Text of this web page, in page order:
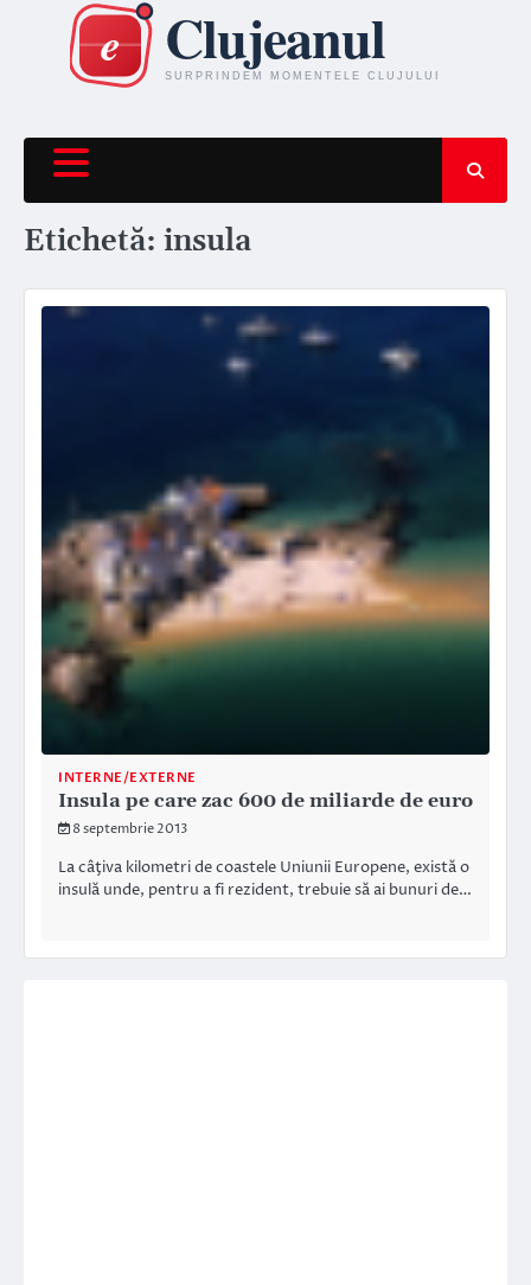
content
Etichetă: insula
INTERNE/EXTERNE
Insula pe care zac 600 de miliarde de euro
8 septembrie 2013
La câţiva kilometri de coastele Uniunii Europene, există o
insulă unde, pentru a fi rezident, trebuie să ai bunuri de…